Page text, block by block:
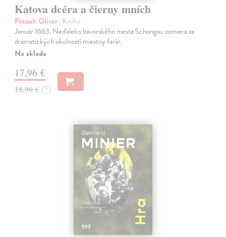
Katova dcéra a čierny mních
Pötzsch Oliver| Kniha
Január 1663. Neďaleko bavorského mesta Schongau zomiera za
dramatických okolností miestny farár.
Na sklade
17,96 €
18,90 € ?